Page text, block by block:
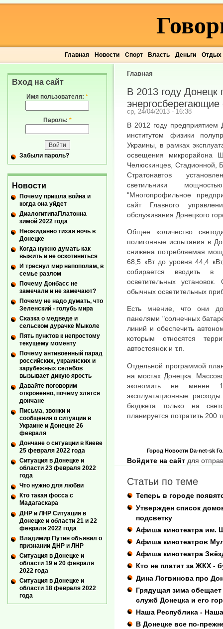
Главная Новости Спорт Власть Деньги Отдых
Главная
В 2013 году Донецк
ср, 24/04/2013 - 16:38
В 2012 году предприятием
институтом физики
Украины, в рамках
освещения микрорайона
Челюскинцев, Стадионной,
Стратонавтов
светильники
"Многопрофильное
сайт Главного
обслуживания Донецкого
Общее количество
полигонные испытания в
снижена потребляемая
68,5 кВт до уровня 44,4
собирается вводить в
осветительных
обычных осветительных
Есть мнение, что они
панелями "солнечных
линий и обеспечить
которым относятся
автостоянок и т.п.
Отдельной программой
на мостах Донецка.
экономить не менее
эксплуатационные
бюджета только на
планируется потратить 200
Город Новости Da-net-sk
Войдите на сайт для
Статьи по теме
Теперь в городе
Утвержден список
подсветку
Афиша кинотеатра им.
Афиша кинотеатров
Афиша кинотеатра
Кто не платит за ЖКХ -
Дина Логвинова про
Грядущая зима
служб Донецка и его
Наша Республика -
В Донецке все по-
Вход на сайт
Имя пользователя: *
Пароль: *
Забыли пароль?
Новости
Почему пришла война и
когда она уйдет
ДиалогитипаПлатонна
зимой 2022 года
Неожиданно тихая ночь в
Донецке
Когда нужно думать как
выжить и не оскотиниться
И треснул мир напополам, в
семье разлом
Почему Донбасс не
замечали и не замечают?
Почему не надо думать, что
Зеленский - голубь мира
Сказка о медведе и
сельском дурачке Мыколе
Пять пунктов к непростому
текущему моменту
Почему антивоенный парад
российских, украинских и
зарубежных селебов
вызывает дикую ярость
Давайте поговорим
откровенно, почему злятся
дончане
Письма, звонки и
сообщения о ситуации в
Украине и Донецке 26
февраля
Дончане о ситуации в Киеве
25 февраля 2022 года
Ситуация в Донецке и
области 23 февраля 2022
года
Что нужно для любви
Кто такая фосса с
Мадагаскара
ДНР и ЛНР Ситуация в
Донецке и области 21 и 22
февраля 2022 года
Владимир Путин объявил о
признании ДНР и ЛНР
Ситуация в Донецке и
области 19 и 20 февраля
2022 года
Ситуация в Донецке и
области 18 февраля 2022
года